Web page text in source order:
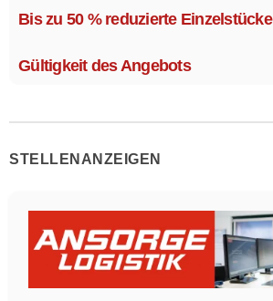
Ausstattungsvarianten.
Bis zu 50 % reduzierte Einzelstücke
Gültigkeit des Angebots
STELLENANZEIGEN